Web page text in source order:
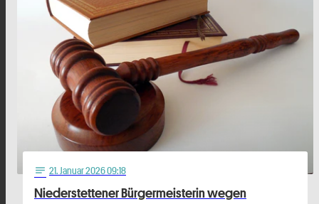
notes 21. Januar 2026 09:18
Niederstettener Bürgermeisterin wegen